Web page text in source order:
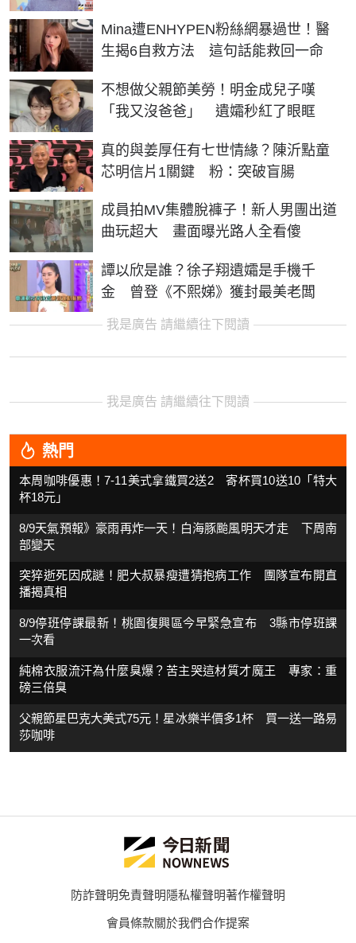
Mina遭ENHYPEN粉絲網暴過世！醫
生揭6自救方法 這句話能救回一命
不想做父親節美勞！明金成兒子嘆
「我又沒爸爸」 遺孀秒紅了眼眶
真的與姜厚任有七世情緣？陳沂點童
芯明信片1關鍵 粉：突破盲腸
成員拍MV集體脫褲子！新人男團出道
曲玩超大 畫面曝光路人全看傻
譚以欣是誰？徐子翔遺孀是手機千
金 曾登《不熙娣》獲封最美老闆
我是廣告 請繼續往下閱讀
我是廣告 請繼續往下閱讀
熱門
本周咖啡優惠！7-11美式拿鐵買2送2 寄杯買10送10「特大
杯18元」
8/9天氣預報》豪雨再炸一天！白海豚颱風明天才走 下周南
部變天
突猝逝死因成謎！肥大叔暴瘦遭猜抱病工作 團隊宣布開直
播揭真相
8/9停班停課最新！桃園復興區今早緊急宣布 3縣市停班課
一次看
純棉衣服流汗為什麼臭爆？苦主哭這材質才魔王 專家：重
磅三倍臭
父親節星巴克大美式75元！星冰樂半價多1杯 買一送一路易
莎咖啡
防詐聲明免責聲明隱私權聲明著作權聲明
會員條款關於我們合作提案